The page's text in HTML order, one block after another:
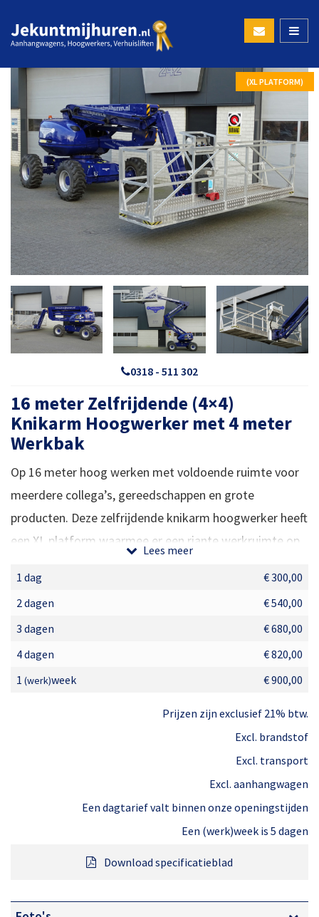
(XL PLATFORM)
0318 - 511 302
16 meter Zelfrijdende (4×4)
Knikarm Hoogwerker met 4 meter
Werkbak
Op 16 meter hoog werken met voldoende ruimte voor
meerdere collega’s, gereedschappen en grote
producten. Deze zelfrijdende knikarm hoogwerker heeft
een XL platform waarmee er een riante werkruimte op
hefvermogen en combineert dit met een robuuste 4×4
aandrijving en grote reikwijdte. Dit maakt deze Manitou
hoogwerker een handige machine voor het werken op
hoogte met grote producten.
De machine beschikt over een hefvermogen van 320 kg
en heeft een werkbak van 4 bij 0,8 meter. Dit betekent
dat je met (meerdere) collega’s, gereedschappen en
een groot/zwaar product op hoogte kan werken. Dit
werkt wel zo efficiënt omdat er minder
zelfrijdende (4×4) knikarm hoogwerker met 4 meter
Lees meer
1 dag
€ 300,00
2 dagen
€ 540,00
3 dagen
€ 680,00
4 dagen
€ 820,00
1 (werk)week € 900,00
Prijzen zijn exclusief 21% btw.
Excl. brandstof
Excl. transport
Excl. aanhangwagen
Een dagtarief valt binnen onze openingstijden
Een (werk)week is 5 dagen
Download specificatieblad